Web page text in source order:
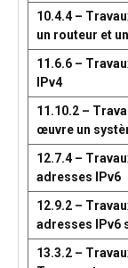
10.4.4 –
un routeur et
11.6.6 –
IPv4
11.10.2 –
œuvre un
12.7.4 –
adresses IPv6
12.9.2 –
adresses IPv6
13.3.2 –